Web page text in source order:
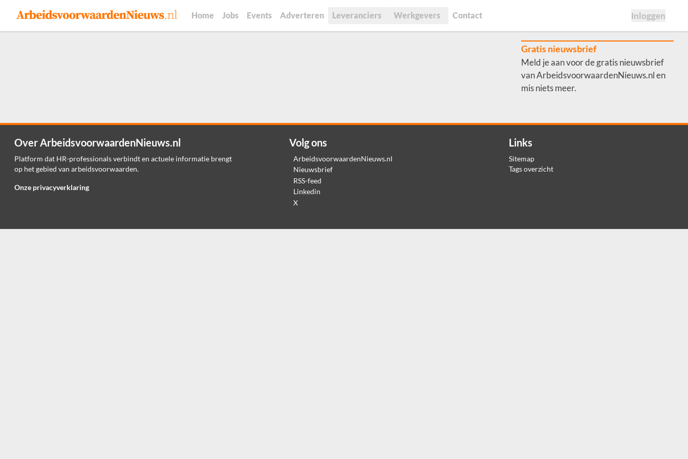
Home Jobs Events Adverteren Leveranciers Werkgevers Contact Inloggen
Gratis nieuwsbrief
Meld je aan voor de gratis nieuwsbrief
van ArbeidsvoorwaardenNieuws.nl en
mis niets meer.
Over ArbeidsvoorwaardenNieuws.nl
Platform dat HR-professionals verbindt en actuele informatie brengt
op het gebied van arbeidsvoorwaarden.
Onze privacyverklaring
Volg ons
ArbeidsvoorwaardenNieuws.nl
Nieuwsbrief
RSS-feed
Linkedin
X
Links
Sitemap
Tags overzicht